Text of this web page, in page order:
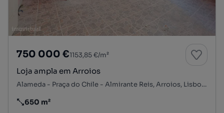
750 000 €1153,85 €/m²
Loja ampla em Arroios
Alameda - Praça do Chile - Almirante Reis, Arroios, Lisboa, Lisboa
Preço por metro quadrado
650 m²